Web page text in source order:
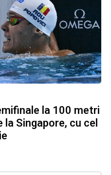
la 100 metri
la Singapore, cu cel